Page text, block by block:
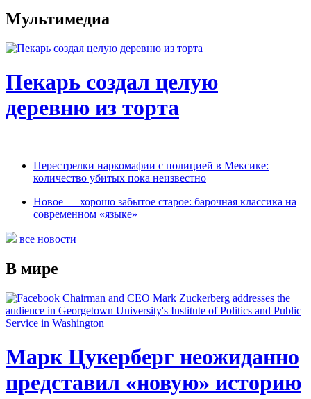
Мультимедиа
Пекарь создал целую
деревню из торта
Перестрелки наркомафии с полицией в Мексике:
количество убитых пока неизвестно
Новое — хорошо забытое старое: барочная классика на
современном «языке»
все новости
В мире
Марк Цукерберг неожиданно
представил «новую» историю